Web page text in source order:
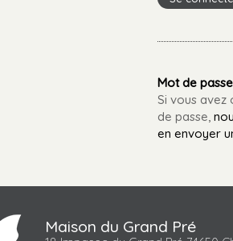
Mot de
Si vous
de passe,
en envoyer
Maison du Grand Pré